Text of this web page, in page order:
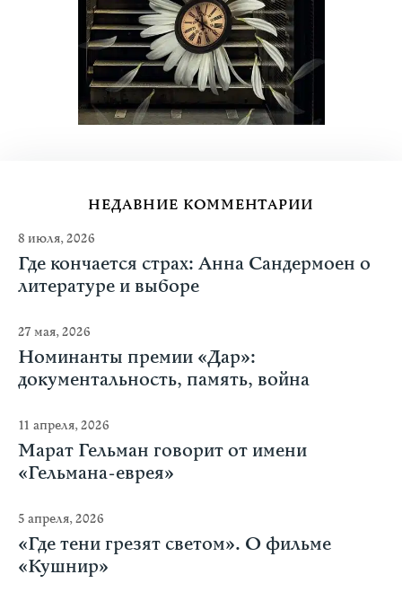
НЕДАВНИЕ КОММЕНТАРИИ
8 июля, 2026
Где кончается страх: Анна Сандермоен о
литературе и выборе
27 мая, 2026
Номинанты премии «Дар»:
документальность, память, война
11 апреля, 2026
Марат Гельман говорит от имени
«Гельмана-еврея»
5 апреля, 2026
«Где тени грезят светом». О фильме
«Кушнир»